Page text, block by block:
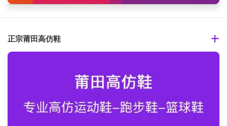
正宗莆田高仿鞋